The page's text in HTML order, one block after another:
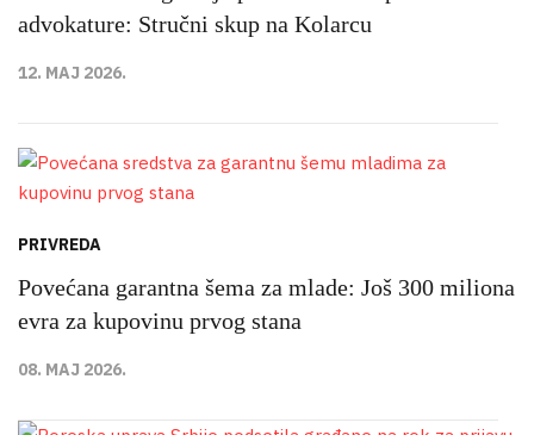
advokature: Stručni skup na Kolarcu
12. MAJ 2026.
PRIVREDA
Povećana garantna šema za mlade: Još 300 miliona
evra za kupovinu prvog stana
08. MAJ 2026.